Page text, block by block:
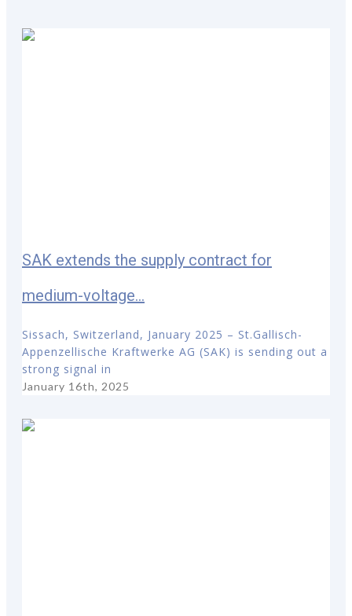
SAK extends the supply contract for
medium-voltage...
Sissach, Switzerland, January 2025 – St.Gallisch-
Appenzellische Kraftwerke AG (SAK) is sending out a
strong signal in
January 16th, 2025